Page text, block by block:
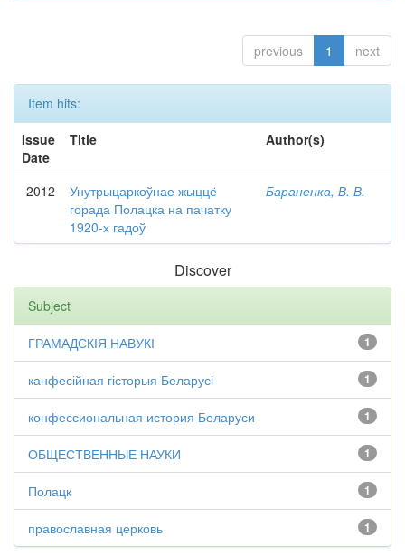
previous 1 next
Item hits:
Issue
Date
Title Author(s)
2012
Унутрыцаркоўнае жыццё
горада Полацка на пачатку
1920-х гадоў
Бараненка, В. В.
Discover
Subject
1
ГРАМАДСКІЯ НАВУКІ
1
канфесійная гісторыя Беларусі
1
конфессиональная история Беларуси
1
ОБЩЕСТВЕННЫЕ НАУКИ
1
Полацк
1
православная церковь